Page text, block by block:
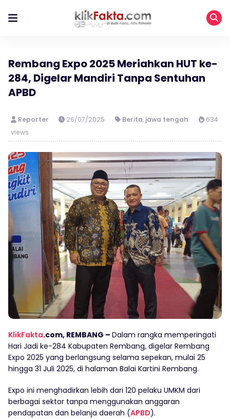
Rembang Expo 2025 Meriahkan HUT ke-
284, Digelar Mandiri Tanpa Sentuhan
APBD
Reporter 26/07/2025 Berita, jawa tengah
634
views
KlikFakta.com, REMBANG – Dalam rangka memperingati
Hari Jadi ke-284 Kabupaten Rembang, digelar Rembang
Expo 2025 yang berlangsung selama sepekan, mulai 25
hingga 31 Juli 2025, di halaman Balai Kartini Rembang.
Expo ini menghadirkan lebih dari 120 pelaku UMKM dari
berbagai sektor tanpa menggunakan anggaran
pendapatan dan belanja daerah (APBD).